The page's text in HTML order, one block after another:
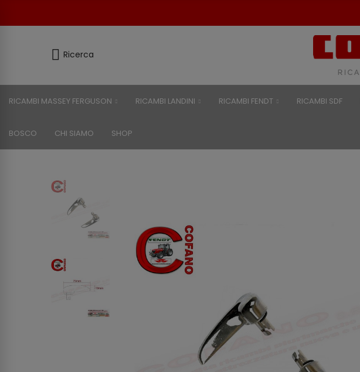
Ricerca
RICAMBI MASSEY FERGUSON RICAMBI LANDINI RICAMBI FENDT RICAMBI SDF
BOSCO CHI SIAMO SHOP